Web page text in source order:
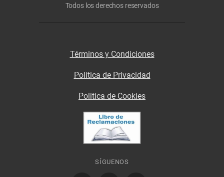
Todos los derechos reservados
Términos y Condiciones
Política de Privacidad
Politica de Cookies
SÍGUENOS